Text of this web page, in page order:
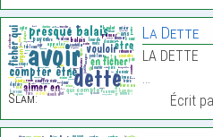
Slam:
La Dette
LA DETTE
…
Écrit